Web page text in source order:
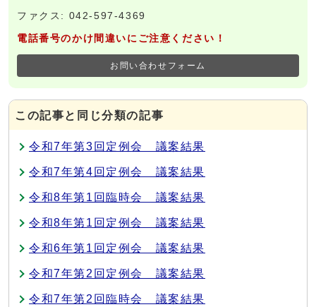
ファクス: 042-597-4369
電話番号のかけ間違いにご注意ください！
お問い合わせフォーム
この記事と同じ分類の記事
令和7年第3回定例会 議案結果
令和7年第4回定例会 議案結果
令和8年第1回臨時会 議案結果
令和8年第1回定例会 議案結果
令和6年第1回定例会 議案結果
令和7年第2回定例会 議案結果
令和7年第2回臨時会 議案結果